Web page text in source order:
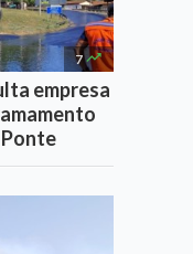
7 
empresa